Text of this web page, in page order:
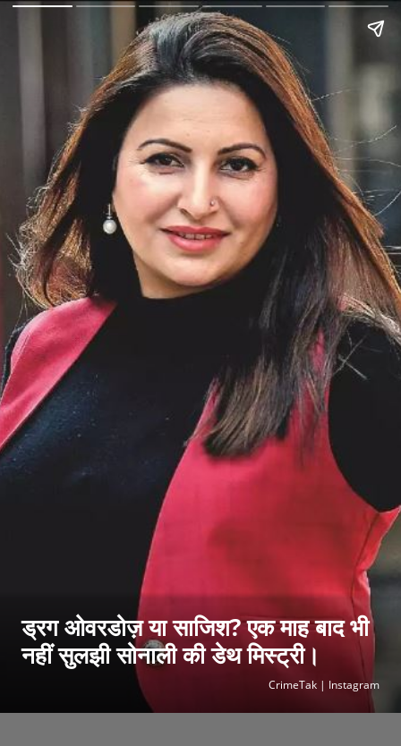
ड्रग ओवरडोज़ या साजिश? एक माह बाद भी
नहीं सुलझी सोनाली की डेथ मिस्ट्री।
CrimeTak | Instagram